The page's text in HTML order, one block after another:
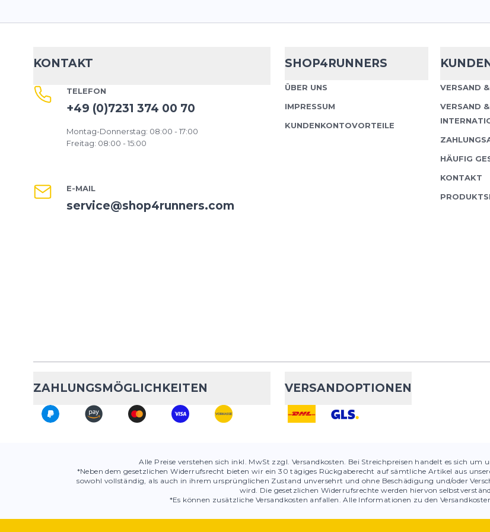
KONTAKT
TELEFON
+49 (0)7231 374 00 70
Montag-Donnerstag: 08:00 - 17:00
Freitag: 08:00 - 15:00
E-MAIL
service@shop4runners.com
SHOP4RUNNERS
ÜBER UNS
IMPRESSUM
KUNDENKONTOVORTEILE
VERSAND
VERSAND
HÄUFIG
KONTAKT
ZAHLUNGSMÖGLICHKEITEN VERSANDOPTIONEN
Alle Preise verstehen sich inkl. MwSt zzgl. Versandkosten. Bei Streichpreisen handelt es sich um
*Neben dem gesetzlichen Widerrufsrecht bieten wir ein 30 tägiges Rückgaberecht auf sämtliche Artikel aus
sowohl vollständig, als auch in ihrem ursprünglichen Zustand unversehrt und ohne Beschädigung und/oder
wird. Die gesetzlichen Widerrufsrechte werden hiervon
*Es können zusätzliche Versandkosten anfallen. Alle Informationen zu den